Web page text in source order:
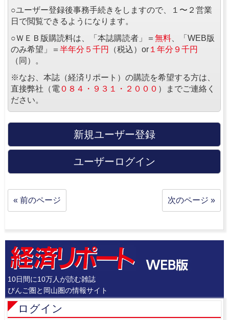
○ユーザー登録後事務手続きをしますので、１〜２営業
日で閲覧できるようになります。
○ＷＥＢ版購読料は、「本誌購読者」＝ 無料 、「WEB版
のみ希望」＝ 半年分５千円 （税込）or １年分９千円
（同）。
※なお、本誌（経済リポート）の購読を希望する方は、
直接弊社（電 ０８４・９３１・２０００ ）までご連絡く
ださい。
新規ユーザー登録
ユーザーログイン
« 前のページ 次のページ »
10日間に10万人が読む雑誌
びんご圏と岡山圏の情報サイト
ログイン